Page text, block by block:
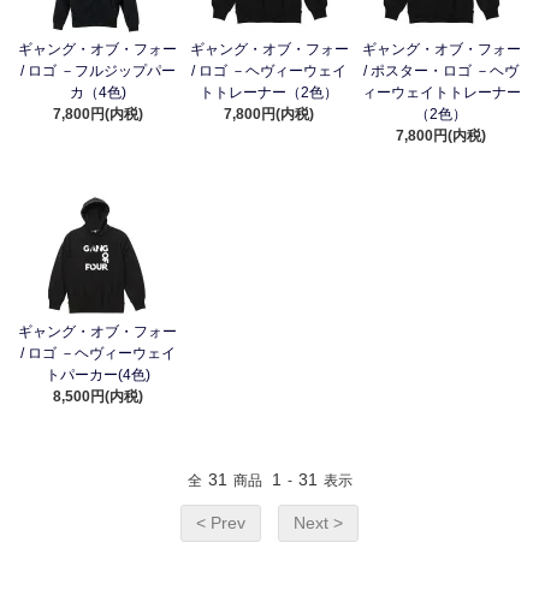
ギャング・オブ・フォー
/ ロゴ －フルジップパー
カ（4色)
7,800円(内税)
ギャング・オブ・フォー
/ ロゴ －ヘヴィーウェイ
トトレーナー（2色）
7,800円(内税)
ギャング・オブ・フォー
/ ポスター・ロゴ －ヘヴ
ィーウェイトトレーナー
（2色）
7,800円(内税)
ギャング・オブ・フォー
/ ロゴ －ヘヴィーウェイ
トパーカー(4色)
8,500円(内税)
全 31 商品 1 - 31 表示
< Prev Next >